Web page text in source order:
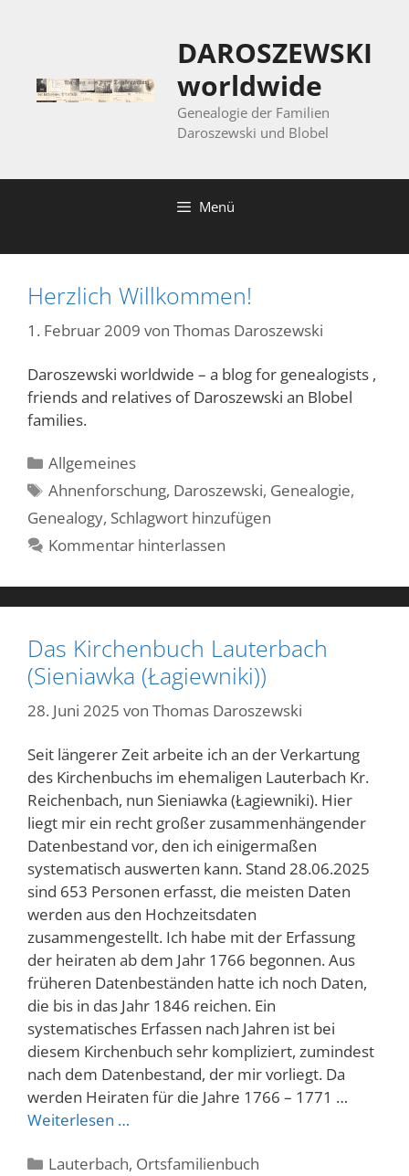
DAROSZEWSKI
worldwide
Genealogie der Familien
Daroszewski und Blobel
Menü
Herzlich Willkommen!
1. Februar 2009 von Thomas Daroszewski
Daroszewski worldwide – a blog for genealogists ,
friends and relatives of Daroszewski an Blobel
families.
Kategorien
Allgemeines
Schlagwörter
Ahnenforschung, Daroszewski, Genealogie,
Genealogy, Schlagwort hinzufügen
Kommentar hinterlassen
Das Kirchenbuch Lauterbach
(Sieniawka (Łagiewniki))
28. Juni 2025 von Thomas Daroszewski
Seit längerer Zeit arbeite ich an der Verkartung
des Kirchenbuchs im ehemaligen Lauterbach Kr.
Reichenbach, nun Sieniawka (Łagiewniki). Hier
liegt mir ein recht großer zusammenhängender
Datenbestand vor, den ich einigermaßen
systematisch auswerten kann. Stand 28.06.2025
sind 653 Personen erfasst, die meisten Daten
werden aus den Hochzeitsdaten
zusammengestellt. Ich habe mit der Erfassung
der heiraten ab dem Jahr 1766 begonnen. Aus
früheren Datenbeständen hatte ich noch Daten,
die bis in das Jahr 1846 reichen. Ein
systematisches Erfassen nach Jahren ist bei
diesem Kirchenbuch sehr kompliziert, zumindest
nach dem Datenbestand, der mir vorliegt. Da
werden Heiraten für die Jahre 1766 – 1771 …
Weiterlesen …
Kategorien
Lauterbach, Ortsfamilienbuch